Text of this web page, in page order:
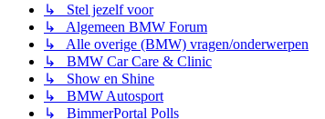
↳ Stel jezelf voor
↳ Algemeen BMW Forum
↳ Alle overige (BMW) vragen/onderwerpen
↳ BMW Car Care & Clinic
↳ Show en Shine
↳ BMW Autosport
↳ BimmerPortal Polls